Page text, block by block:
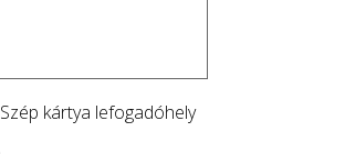
Szép kártya lefogadóhely